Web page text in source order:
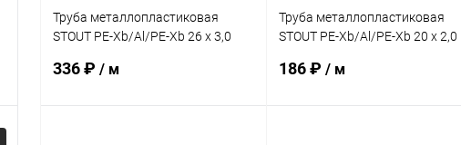
Труба металлопластиковая
STOUT PE-Xb/Al/PE-Xb 26 х 3,0
336 ₽ / м
Труба металлопластиковая
STOUT PE-Xb/Al/PE-Xb 20 х 2,0
186 ₽ / м